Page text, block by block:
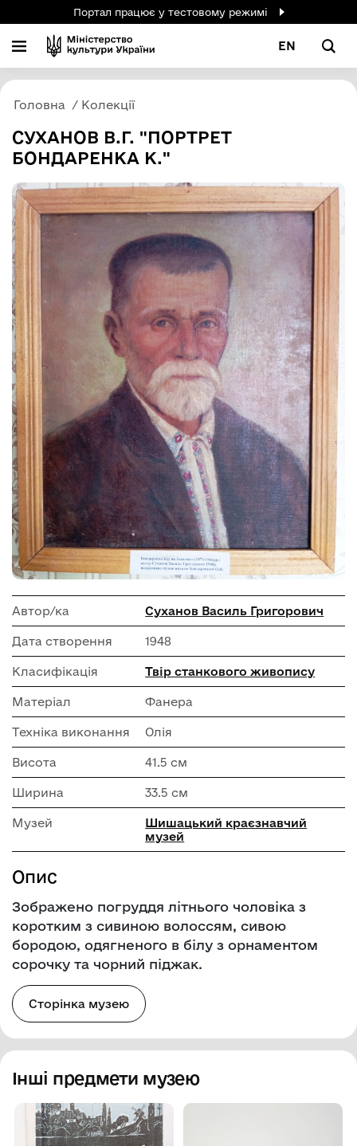
Портал працює у тестовому режимі
EN
Головна Колекції
СУХАНОВ В.Г. "ПОРТРЕТ
БОНДАРЕНКА К."
Автор/ка Суханов Василь Григорович
Дата створення 1948
Класифікація Твір станкового живопису
Матеріал Фанера
Техніка виконання Олія
Висота 41.5 см
Ширина 33.5 см
Музей
Шишацький краєзнавчий
музей
Опис
Зображено погруддя літнього чоловіка з
коротким з сивиною волоссям, сивою
бородою, одягненого в білу з орнаментом
сорочку та чорний піджак.
Сторінка музею
Інші предмети музею